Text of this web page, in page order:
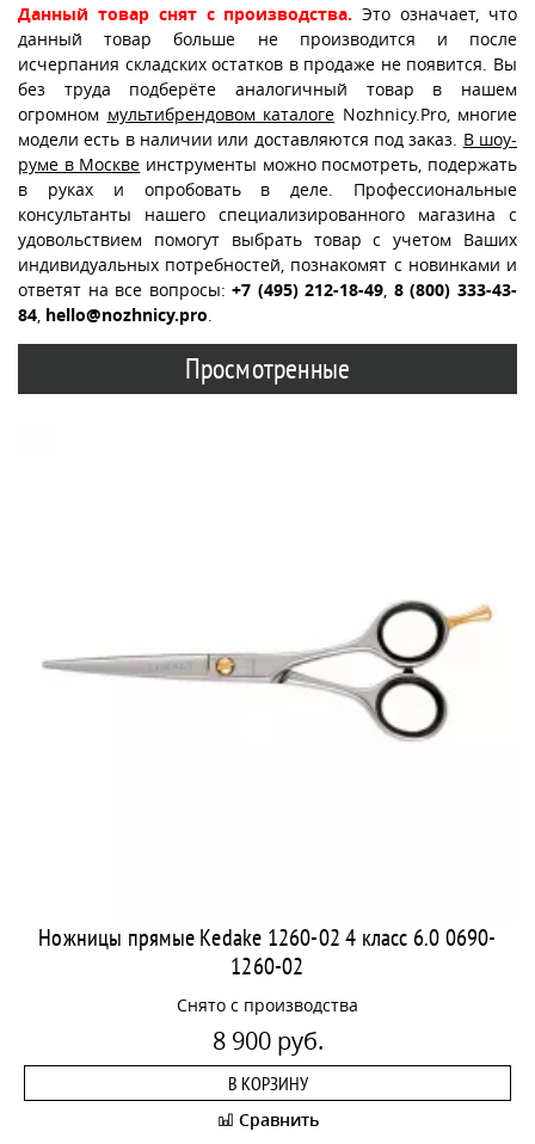
Данный товар снят с производства. Это означает, что
данный товар больше не производится и после
исчерпания складских остатков в продаже не появится. Вы
без труда подберёте аналогичный товар в нашем
огромном мультибрендовом каталоге Nozhnicy.Pro, многие
модели есть в наличии или доставляются под заказ. В шоу-
руме в Москве инструменты можно посмотреть, подержать
в руках и опробовать в деле. Профессиональные
консультанты нашего специализированного магазина с
удовольствием помогут выбрать товар с учетом Ваших
индивидуальных потребностей, познакомят с новинками и
ответят на все вопросы:+7 (495) 212-18-49 8 (800) 333-43-
84 hello@nozhnicy.pro
Просмотренные
Ножницы прямые Kedake 1260-02 4 класс 6.0 0690-
1260-02
Снято с производства
8 900 руб.
В КОРЗИНУ
Сравнить